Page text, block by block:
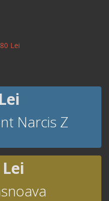
80 Lei
Narcis Z